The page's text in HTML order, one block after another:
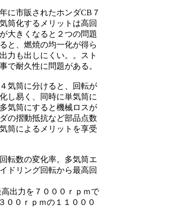
に市販されたホンダCB７
筒化するメリットは高回
大きくなると２つの問題
と、燃焼の均一化が得ら
力も出しにくい。。スト
で耐久性に問題がある。
気筒に分けると、回転が
し易く、同時に単気筒に
気筒にすると機械ロスが
の摺動抵抗など部品点数
筒によるメリットを享受
転数の変化率。多気筒エ
ドリング回転から最高回
出力を７０００ｒｐｍで
００ｒｐｍの１１０００